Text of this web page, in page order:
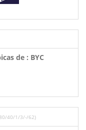
de : BYC
40/1/3/-/62)